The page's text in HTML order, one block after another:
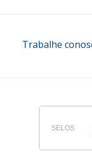
Trabalhe
SELOS